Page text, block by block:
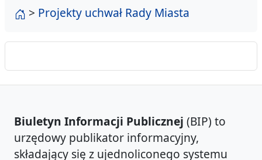
strona główna
> Projekty uchwał Rady Miasta
Biuletyn Informacji Publicznej (BIP) to
urzędowy publikator informacyjny,
składający się z ujednoliconego systemu